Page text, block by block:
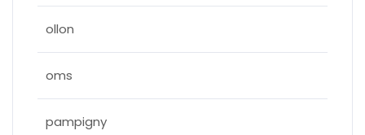
ollon
oms
pampigny